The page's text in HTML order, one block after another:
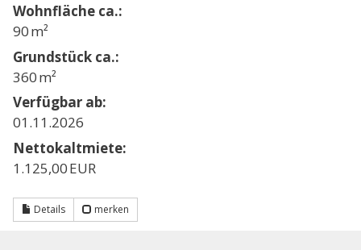
Wohnfläche ca.:
90 m²
Grund­stück ca.:
360 m²
Verfügbar ab:
01.11.2026
Nettokaltmiete:
1.125,00 EUR
Details merken